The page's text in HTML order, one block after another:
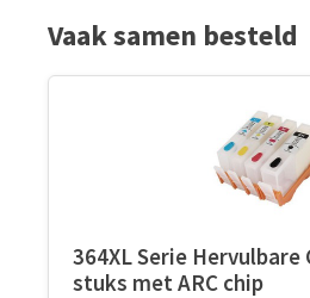
Vaak samen besteld
364XL Serie
stuks met ARC chip